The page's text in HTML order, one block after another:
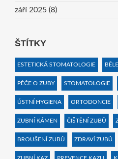
září 2025 (8)
ŠTÍTKY
ESTETICKÁ STOMATOLOGIE
PÉČE O ZUBY STOMATOLOGIE
ÚSTNÍ HYGIENA ORTODONCIE
ZUBNÍ KÁMEN ČIŠTĚNÍ ZUBŮ
BROUŠENÍ ZUBŮ ZDRAVÍ ZUBŮ